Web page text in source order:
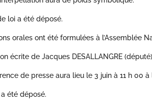
loi a été déposé.
orales ont été formulées à l’Assemblée
écrite de Jacques DESALLANGRE
de presse aura lieu le 3 juin à 11 h 00 à
été déposé.